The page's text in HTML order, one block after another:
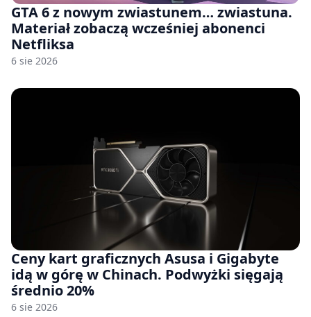
GTA 6 z nowym zwiastunem… zwiastuna.
Materiał zobaczą wcześniej abonenci
Netfliksa
6 sie 2026
Ceny kart graficznych Asusa i Gigabyte
idą w górę w Chinach. Podwyżki sięgają
średnio 20%
6 sie 2026